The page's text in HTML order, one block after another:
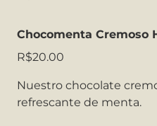
Chocomenta Cremoso
R$20.00
Nuestro chocolate
refrescante de menta.